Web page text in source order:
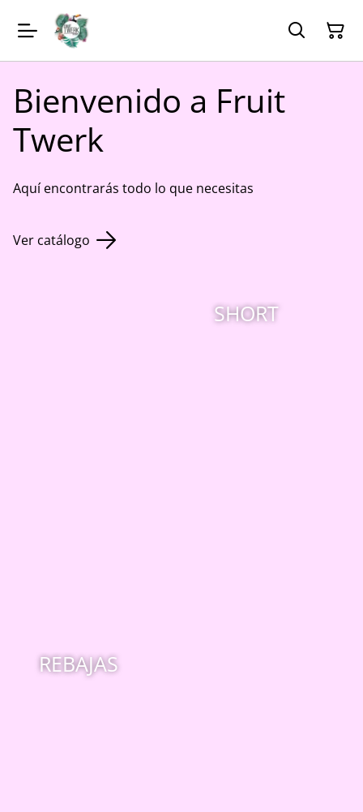
Bienvenido a Fruit
Twerk
Aquí encontrarás todo lo que necesitas
Ver catálogo
SHORT
REBAJAS